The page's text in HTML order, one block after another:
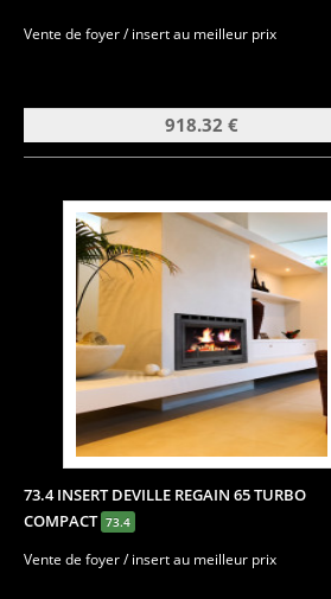
Vente de foyer / insert au meilleur prix
918.32 €
73.4 INSERT DEVILLE REGAIN 65 TURBO
COMPACT 73.4
Vente de foyer / insert au meilleur prix